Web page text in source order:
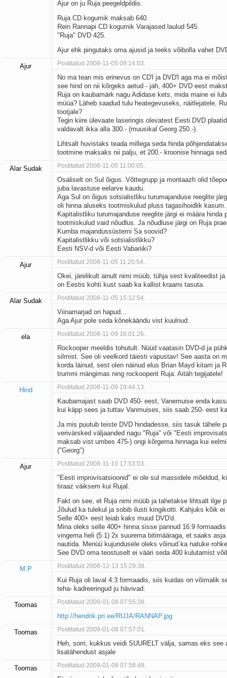
Ajur on ju Ruja peegeldpildis.
Ruja CD kogumik maksab 640.
Rein Rannapi CD kogumik Varajased laulud 545.
"Ruja" DVD 425.
Ajur ehk pingutaks oma ajusid ja teeks võibolla vahet
Ajur Postitatud 2008-11-05 09:14:03.
No ma tean mis erinevus on CD'l ja DVD'l aga ma ei
see hind on nii kõrgeks aetud - jah, 400+ DVD eest
Ruja on kaubamärk nagu Adidase kets, mida maine ei
müüa? Läheb saadud tulu heategevuseks, näitlejatele,
tootjale?
Tegin kiire ülevaate laseringis olevatest Eesti DVD
valdavalt ikka alla 300.- (muusikal Georg 250.-).
Lihtsalt huvistaks teada millega seda hinda
tootmine maksaks nii palju, et 200.- kroonise hinnaga
Alar Sudak Postitatud 2008-11-05 11:00:05.
Osaliselt on Sul õigus. Võttegrupp ja montaazh olid
juba lavastuse eelarve kaudu.
Aga Sul on õigus sotsialistliku turumajanduse reeglite
oli hinna aluseks tootmiskulud pluss tagasihoidlik kasum.
Kapitalistliku turumajanduse reeglite järgi ei määra hinda
tootmiskulud vaid nõudlus. Ja nõudluse järgi on Ruja
Kumba majandussüstemi Sa soovid?
Kapitalistlikku või sotsialistlikku?
Eesti NSV-d või Eesti Vabariiki?
Ajur Postitatud 2008-11-05 11:20:54.
Okei, järelikult ainult nimi müüb, tühja sest kvaliteedist
on Eestis kohti kust saab ka kallist kraami tasuta.
Alar Sudak Postitatud 2008-11-05 15:12:54.
Viinamarjad on hapud...
Aga Ajur pole seda kõnekäändu vist kuulnud.
ela Postitatud 2008-11-09 16:01:26.
Rockooper meeldis tohutult. Nüüd vaatasin DVD-d ja
silmist. See oli veelkord täiesti vapustav! See aasta on
korda läinud, sest olen näinud elus Brian Mayd kitarri ja
trummi mängimas ning rockooperit Ruja. Aitäh tegijatele!
Hind Postitatud 2008-11-09 19:44:13.
Kaubamajast saab DVD 450- eest, Vanemuise enda
kui käpp sees ja tuttav Vanmuises, siis saab 250- eest
Ja mis puutub teiste DVD hindadesse, siis tasuk tähele
verivärsked väljaanded nagu "Ruja" või "Eesti
maksab vist umbes 475-) ongi kõrgema hinnaga kui
("Georg")
Ajur Postitatud 2008-11-10 17:53:53.
"Eesti improvisatsioonid" ei ole sul massidele mõeldud,
tiraaz väiksem kui Rujal.
Fakt on see, et Ruja nimi müüb ja tahetakse lihtsalt ilge
Jõulud ka tulekul ja sobib ilusti kingikotti. Kahjuks kõik ei
Selle 400+ eest leiab kaks muud DVD'd.
Mina oleks selle 400+ hinna sisse pannud 16:9
vingema heli (5.1) 2x suurema bitimääraga, et saaks
nautida. Menüü kujundusele oleks võinud ka natuke
See DVD oma teostuselt ei vääri seda 400 kulutamist
M.P Postitatud 2008-12-13 15:29:38.
Kui Ruja oli laval 4:3 formaadis, siis kuidas on võimalik
teha- kadreeringud ju hävivad.
Toomas Postitatud 2009-01-08 07:55:38.
http://hendrik.pri.ee/RUJA/RANNAP.jpg
Toomas Postitatud 2009-01-08 07:57:01.
Heh, sorri, kukkus veidi SUURELT välja, samas eks see
lisatähendust asjale
Toomas Postitatud 2009-01-08 07:58:48.